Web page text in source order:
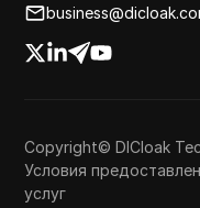
Copyright© DICloak
Условия
услуг